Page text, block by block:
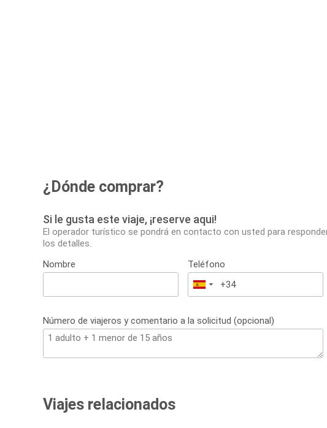
¿Dónde comprar?
Si le gusta este viaje, ¡reserve aqui!
El operador turístico se pondrá en contacto con usted para
los detalles.
Nombre
Teléfono
España
+34
Número de viajeros y comentario a la solicitud (opcional)
Viajes relacionados